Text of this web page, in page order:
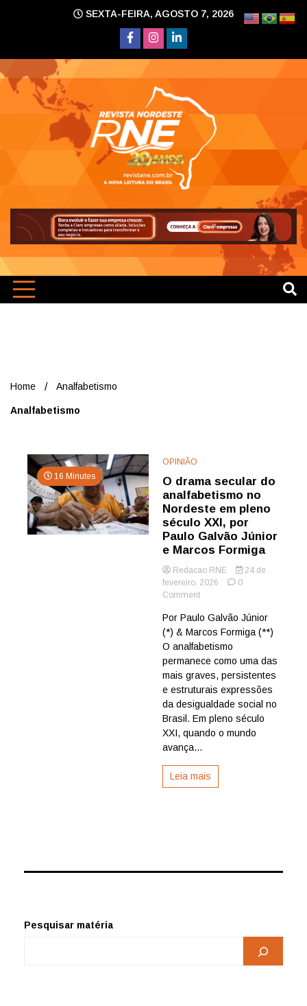
SEXTA-FEIRA, AGOSTO 7, 2026
Home Analfabetismo
Analfabetismo
16 Minutes
OPINIÃO
O drama secular do
analfabetismo no
Nordeste em pleno
século XXI, por
Paulo Galvão Júnior
e Marcos Formiga
Redacao RNE
24 de
fevereiro, 2026
0
Commenton
drama
secular
do
Nordeste
em
pleno
século
XXI,
Galvão
Júnior
Por Paulo Galvão Júnior
(*) & Marcos Formiga (**)
O analfabetismo
permanece como uma das
mais graves, persistentes
e estruturais expressões
da desigualdade social no
Brasil. Em pleno século
XXI, quando o mundo
avança...
Leia mais
Pesquisar matéria